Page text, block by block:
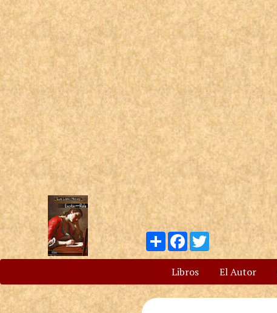
Compartir
Facebook
Twitter
Libros El Autor